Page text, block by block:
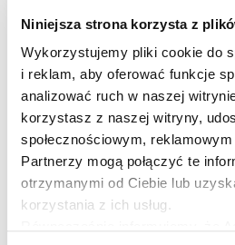
Niniejsza strona korzysta z
Wykorzystujemy pliki cookie do
i reklam, aby oferować funkcje
analizować ruch w naszej
korzystasz z naszej witryny,
społecznościowym,
Partnerzy mogą połączyć te
otrzymanymi od Ciebie lub
korzystania z ich usług.
dla łasuchów,
kochających słodkości.
zaliczamy – uwielbiamy
rodzaju smakołyki. Kto
czwartek będzie miał
w Polsce tradycja. Ze
także ukrywanie migdała
kto na niego trafi, ten będzie